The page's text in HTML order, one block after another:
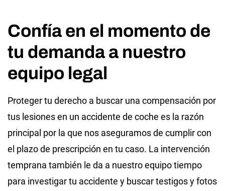
Confía en el momento de
tu demanda a nuestro
equipo legal
Proteger tu derecho a buscar una compensación por
tus lesiones en un accidente de coche es la razón
principal por la que nos aseguramos de cumplir con
el plazo de prescripción en tu caso. La intervención
temprana también le da a nuestro equipo tiempo
para investigar tu accidente y buscar testigos y fotos